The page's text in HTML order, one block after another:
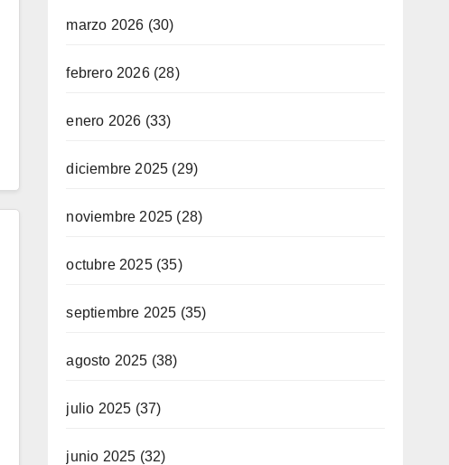
marzo 2026 (30)
febrero 2026(28)
enero 2026 (33)
diciembre 2025 (29)
noviembre 2025 (28)
octubre 2025(35)
septiembre 2025 (35)
agosto 2025 (38)
julio 2025 (37)
junio 2025 (32)